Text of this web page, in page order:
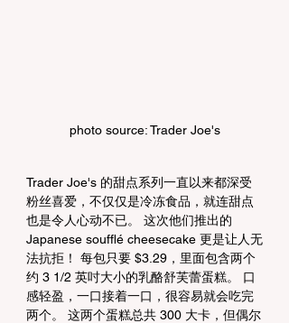
photo source: Trader Joe's
Trader Joe's 的甜点系列一直以来都深受
粉丝喜爱，不仅仅是冷冻食品，就连甜点
也是令人心动不已。 这次他们推出的
Japanese soufflé cheesecake 更是让人无
法抗拒！ 每包只要 $3.29，里面包含两个
约 3 1/2 英吋大小的乳酪舒芙蕾蛋糕。 口
感轻盈，一口接着一口，很容易就会吃完
两个。 这两个蛋糕总共 300 大卡，但偶尔